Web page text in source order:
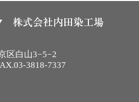
区白山3−5−2
3818-7337